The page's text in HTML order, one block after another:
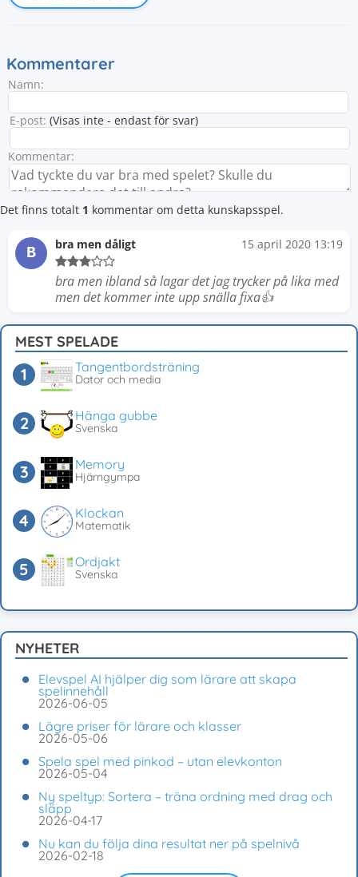
Kommentarer
Namn:
E-post: (Visas inte - endast för svar)
Kommentar:
Det finns totalt 1 kommentar om detta kunskapsspel.
B bra men dåligt 15 april 2020 13:19
bra men ibland så lagar det jag trycker på lika med
men det kommer inte upp snälla fixa👍
MEST SPELADE
Tangentbordsträning
Dator och media
Hänga gubbe
Svenska
Memory
Hjärngympa
Klockan
Matematik
Ordjakt
Svenska
NYHETER
Elevspel AI hjälper dig som lärare att skapa
spelinnehåll
2026-06-05
Lägre priser för lärare och klasser
2026-05-06
Spela spel med pinkod – utan elevkonton
2026-05-04
Ny speltyp: Sortera – träna ordning med drag och
släpp
2026-04-17
Nu kan du följa dina resultat ner på spelnivå
2026-02-18